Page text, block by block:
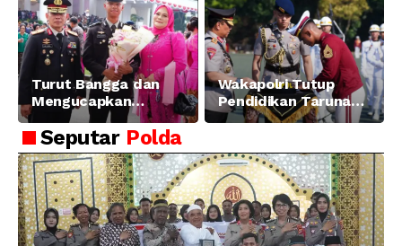
Turut Bangga dan
Mengucapkan
Selamat dan Sukses
Atas Pelantikan
Putra Brigjen Pol Drs,
A.M Kamal. Sebagai
Perwira Polri Lulusan
AKPOL 2026
Wakapolri Tutup
Pendidikan Taruna
Akpol Angkatan ke-
Amanat Kapolri
kepada 282 Capaja
Seputar Polda